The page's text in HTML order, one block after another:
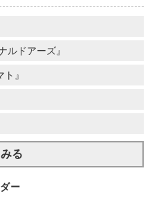
ルドアーズ』
』
る
ー